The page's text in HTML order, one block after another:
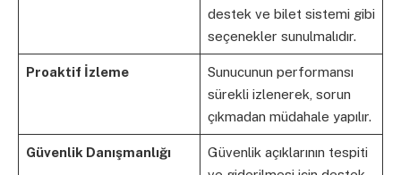
destek ve bilet sistemi gibi
seçenekler sunulmalıdır.
Proaktif İzleme
Sunucunun performansı
sürekli izlenerek, sorun
çıkmadan müdahale yapılır.
Güvenlik Danışmanlığı
Güvenlik açıklarının tespiti